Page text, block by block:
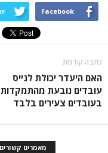
Facebook
כתבה קודמת
האם היעדר יכולת לגייס
עובדים נובעת מהתמקדות
בעובדים צעירים בלבד
מאמרים קשורים